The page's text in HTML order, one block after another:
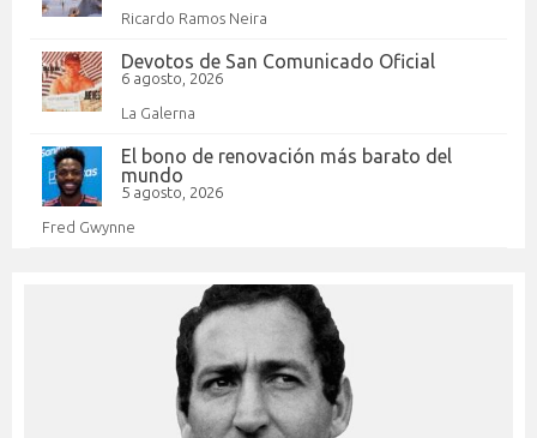
Ricardo Ramos Neira
Devotos de San Comunicado Oficial
6 agosto, 2026
La Galerna
El bono de renovación más barato del
mundo
5 agosto, 2026
Fred Gwynne